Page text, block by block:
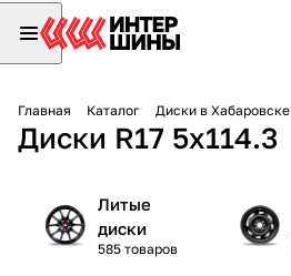
Главная Каталог Диски в Хабаровске
Диски R17 5х114.3
Литые
диски
585 товаров